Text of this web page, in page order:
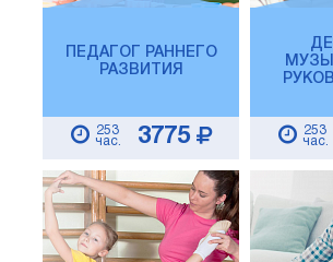
ПЕДАГОГ РАННЕГО
РАЗВИТИЯ
253
час.
3775
253
час.